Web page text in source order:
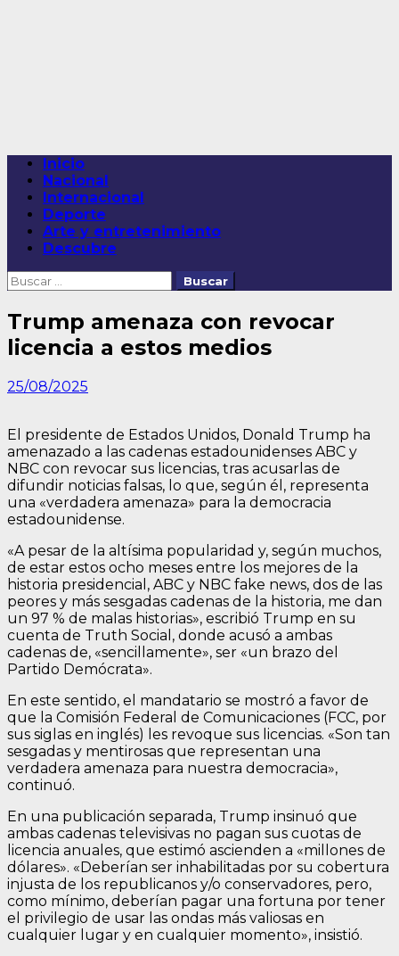
Menú
principal
Inicio
Nacional
Internacional
Deporte
Arte y entretenimiento
Descubre
Buscar:
Trump amenaza con revocar
licencia a estos medios
25/08/2025
El presidente de Estados Unidos, Donald Trump ha
amenazado a las cadenas estadounidenses ABC y
NBC con revocar sus licencias, tras acusarlas de
difundir noticias falsas, lo que, según él, representa
una «verdadera amenaza» para la democracia
estadounidense.
«A pesar de la altísima popularidad y, según muchos,
de estar estos ocho meses entre los mejores de la
historia presidencial, ABC y NBC fake news, dos de las
peores y más sesgadas cadenas de la historia, me dan
un 97 % de malas historias», escribió Trump en su
cuenta de Truth Social, donde acusó a ambas
cadenas de, «sencillamente», ser «un brazo del
Partido Demócrata».
En este sentido, el mandatario se mostró a favor de
que la Comisión Federal de Comunicaciones (FCC, por
sus siglas en inglés) les revoque sus licencias. «Son tan
sesgadas y mentirosas que representan una
verdadera amenaza para nuestra democracia»,
continuó.
En una publicación separada, Trump insinuó que
ambas cadenas televisivas no pagan sus cuotas de
licencia anuales, que estimó ascienden a «millones de
dólares». «Deberían ser inhabilitadas por su cobertura
injusta de los republicanos y/o conservadores, pero,
como mínimo, deberían pagar una fortuna por tener
el privilegio de usar las ondas más valiosas en
cualquier lugar y en cualquier momento», insistió.